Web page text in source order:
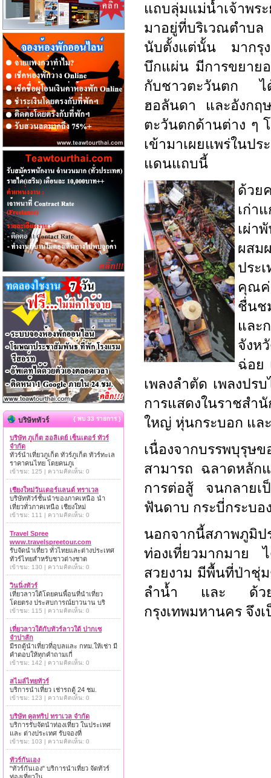
แถบลุ่มแม่น้ำเจ้าพร
มาอยู่ที่บริเวณตำบ
นับตั้งแต่นั้น มากรุง
บึกแผ่น มีการขยาย
กับชาวตะวันตก
ฮอลันดา และอังกฤ
ตะวันตกด้านต่าง ๆ
เข้ามาเผยแพร่ในปร
แดนแถบนี้
ด้วย
เก่า
เผ่า
ผสม
ประ
คุณค่
ชื่นช
และ
จังห
ฉ่อย
เพลงลำตัด เพลงปร
การแสดงในราชสำ
ใหญ่ หุ่นกระบอก แล
เนื่องจากบรรพบุรุ
สามารถ ฉลาดหลัก
การต่อสู้ จนกลายเ
ฟันดาบ กระบี่กระบอ
นอกจากนี้สภาพภูมิ
ท่องเที่ยวมากมาย
สวยงาม มีพื้นที่ป่าชุ่
ลำน้ำ และ ด้ว
กรุงเทพมหานคร จึง
บริษัททัวร์ { พบ 33 รายการ }
บริษัท ภูเก็ต ฮอลิเดย์ เซ็นเตอร์ ทัวร์
จำกัด
ทัวร์นำเที่ยวภูเก็ต ทัวร์ภูเก็ต ทัวร์ทะเล
ราคาคนไทย โดยคนภูเ
เข้าชม: 125 | ความคิดเห็น: 0
เชียงใหม่วันเดอร์แลนด์ ทราเวล
บริษัททัวร์ชั้นนำของภาคเหนือ นำ
เที่ยวทั่วภาคเหนือ เชียงใหม่
เข้าชม: 111 | ความคิดเห็น: 0
Travel Spree
www.travelspreetour.com
รับจัดนำเที่ยว ทั่วไทยและต่างประเทศ
ทัวร์ไทยสำหรับชาวต่างชาต
เข้าชม: 130 | ความคิดเห็น: 0
วินนิ่งทัวร์
เที่ยวลาวใต้โดยคนพื้อนที่นำเที่ยว
โดยตรง ประสบการณ์ยาวนาน บริ
เข้าชม: 115 | ความคิดเห็น: 0
เที่ยวลาวใต้กับทัวร์ลาวใต้ ปากเซ
จำปาสัก
มีรถตู้นำเที่ยวที่อุบลและ กทม.ให้เช่า มี
คำตอบให้ทุกคำถามเกี่
เข้าชม: 142 | ความคิดเห็น: 0
สไมล์ไทยทัวร์
บริการนำเที่ยว เช่ารถตู้ 24 ชม.
เข้าชม: 123 | ความคิดเห็น: 0
บริษัท คูลทริป ทราเวล จำกัด
บริการรับจัดนำท่องเที่ยว ในประเทศ
และ ต่างประเทศ รับจองที่
เข้าชม: 103 | ความคิดเห็น: 0
ทัวร์กันเอง
"ทัวร์กันเอง" บริการนำเที่ยว จัดทัวร์